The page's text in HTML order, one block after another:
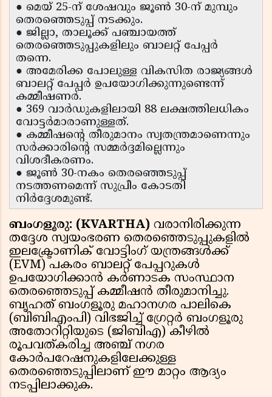
● മെയ് 25-ന് ശേഷവും ജൂൺ 30-ന് മുമ്പും
തെരഞ്ഞെടുപ്പ് നടക്കും.
● ജില്ലാ, താലൂക്ക് പഞ്ചായത്ത്
തെരഞ്ഞെടുപ്പുകളിലും ബാലറ്റ് പേപ്പർ
തന്നെ.
● അമേരിക്ക പോലുള്ള വികസിത രാജ്യങ്ങൾ
ബാലറ്റ് പേപ്പർ ഉപയോഗിക്കുന്നുണ്ടെന്ന്
കമ്മീഷണർ.
● 369 വാർഡുകളിലായി 88 ലക്ഷത്തിലധികം
വോട്ടർമാരാണുള്ളത്.
● കമ്മീഷന്റെ തീരുമാനം സ്വതന്ത്രമാണെന്നും
സർക്കാരിന്റെ സമ്മർദ്ദമില്ലെന്നും
വിശദീകരണം.
● ജൂൺ 30-നകം തെരഞ്ഞെടുപ്പ്
നടത്തണമെന്ന് സുപ്രീം കോടതി
നിർദ്ദേശമുണ്ട്.
ബംഗളൂരു: (KVARTHA) വരാനിരിക്കുന്ന
തദ്ദേശ സ്വയംഭരണ തെരഞ്ഞെടുപ്പുകളിൽ
ഇലക്ട്രോണിക് വോട്ടിംഗ് യന്ത്രങ്ങൾക്ക്
(EVM) പകരം ബാലറ്റ് പേപ്പറുകൾ
ഉപയോഗിക്കാൻ കർണാടക സംസ്ഥാന
തെരഞ്ഞെടുപ്പ് കമ്മീഷൻ തീരുമാനിച്ചു.
ബൃഹത് ബംഗളൂരു മഹാനഗര പാലികെ
(ബിബിഎംപി) വിഭജിച്ച് ഗ്രേറ്റർ ബംഗളൂരു
അതോറിറ്റിയുടെ (ജിബിഎ) കീഴിൽ
രൂപവത്കരിച്ച അഞ്ച് നഗര
കോർപറേഷനുകളിലേക്കുള്ള
തെരഞ്ഞെടുപ്പിലാണ് ഈ മാറ്റം ആദ്യം
നടപ്പിലാക്കുക.